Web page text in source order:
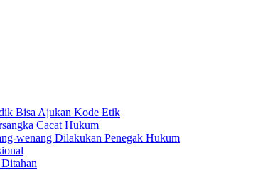
Bisa Ajukan Kode Etik
Cacat Hukum
wenang Dilakukan Penegak Hukum